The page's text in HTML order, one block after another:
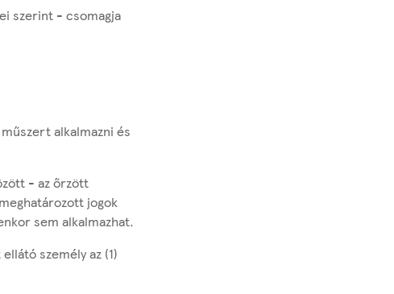
szerint - csomagja
alkalmazni és
- az őrzött
jogok
sem alkalmazhat.
személy az (1)